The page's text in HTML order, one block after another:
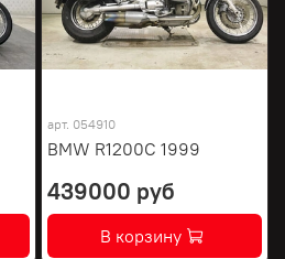
арт. 054910
BMW R1200C 1999
439000 руб
В корзину